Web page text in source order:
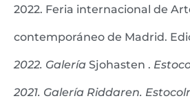
2022. Feria internacional de
contemporáneo de Madrid.
2022. Galería Sjohasten .
2021. Galería Riddaren.